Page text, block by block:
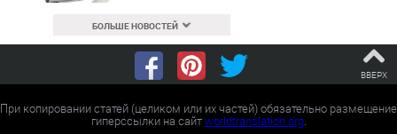
БОЛЬШЕ НОВОСТЕЙ
ВВЕРХ
При копировании статей (целиком или их частей) обязательно размещение
гиперссылки на сайтworldtranslation.org.